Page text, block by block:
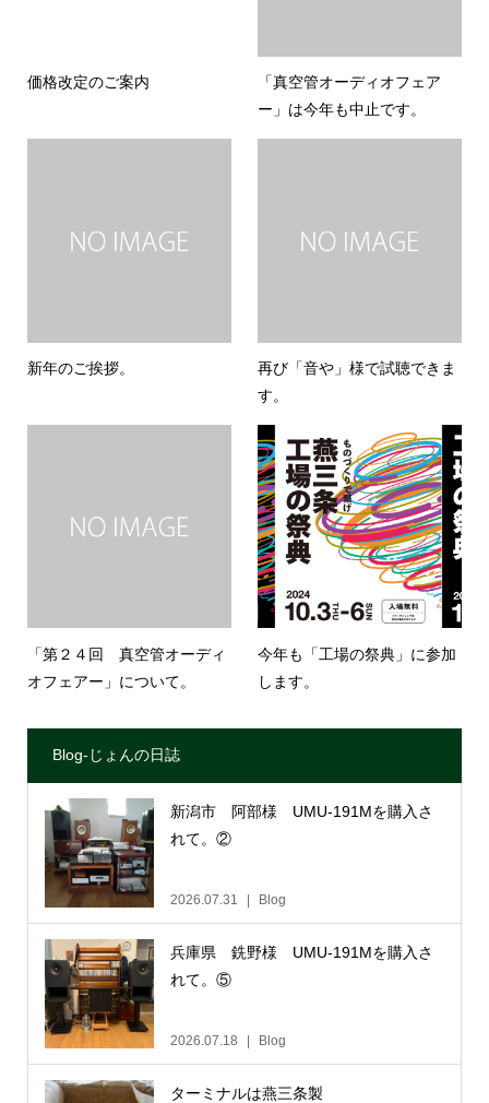
価格改定のご案内
「真空管オーディオフェア
ー」は今年も中止です。
新年のご挨拶。
再び「音や」様で試聴できま
す。
「第２４回 真空管オーディ
オフェアー」について。
今年も「工場の祭典」に参加
します。
Blog-じょんの日誌
新潟市 阿部様 UMU-191Mを購入さ
れて。②
2026.07.31 Blog
兵庫県 銑野様 UMU-191Mを購入さ
れて。⑤
2026.07.18 Blog
ターミナルは燕三条製